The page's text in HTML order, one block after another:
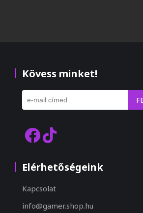
Kövess minket!
Elérhetőségeink
Kapcsolat
info@gamer.shop.hu